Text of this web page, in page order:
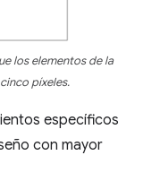
los elementos de la
píxeles.
específicos
con mayor